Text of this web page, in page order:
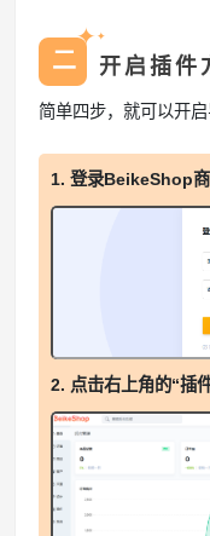
✦ ✦
二 开启插件
简单四步，就可以开启
1. 登录BeikeShop
2. 点击右上角的“插